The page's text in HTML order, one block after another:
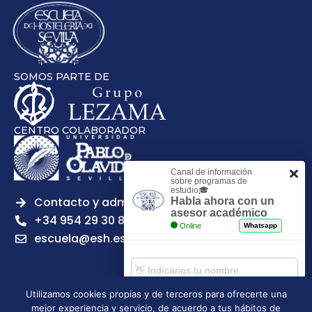
SOMOS PARTE DE
CENTRO COLABORADOR
Contacto y admisiones
+34 954 29 30 81
escuela@esh.es
Utilizamos cookies propias y de terceros para ofrecerte una
mejor experiencia y servicio, de acuerdo a tus hábitos de
Canal de información
sobre programas de
estudio🎓
Habla ahora con un
asesor académico
Online Whatsapp